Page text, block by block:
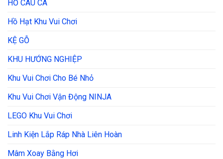
HỒ CÂU CÁ
Hồ Hạt Khu Vui Chơi
KỆ GỖ
KHU HƯỚNG NGHIỆP
Khu Vui Chơi Cho Bé Nhỏ
Khu Vui Chơi Vận Động NINJA
LEGO Khu Vui Chơi
Linh Kiện Lắp Ráp Nhà Liên Hoàn
Mâm Xoay Bằng Hơi